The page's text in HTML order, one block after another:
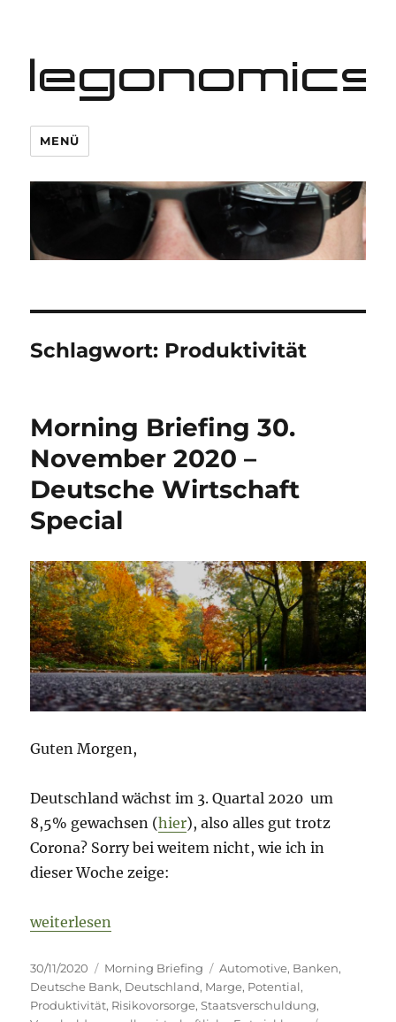
legonomics
MENÜ
Schlagwort: Produktivität
Morning Briefing 30.
November 2020 –
Deutsche Wirtschaft
Special
Guten Morgen,
Deutschland wächst im 3. Quartal 2020 um
8,5% gewachsen (hier), also alles gut trotz
Corona? Sorry bei weitem nicht, wie ich in
dieser Woche zeige:
„Morning Briefing 30. November 2020 – Deutsche
weiterlesen
Veröffentlicht
am
30/11/2020 Kategorien
Morning Briefing Schlagwörter
Automotive, Banken,
Deutsche Bank, Deutschland, Marge, Potential,
Produktivität, Risikovorsorge,Staatsverschuldung,